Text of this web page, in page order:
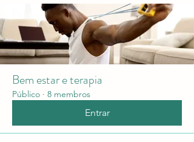
Bem estar e terapia
Público · 8 membros
Entrar